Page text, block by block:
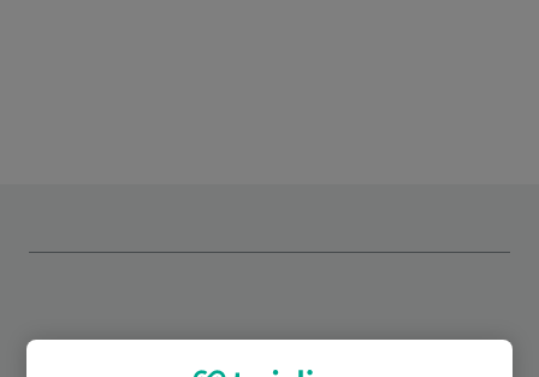
Top Strecken ab Reutlingen-